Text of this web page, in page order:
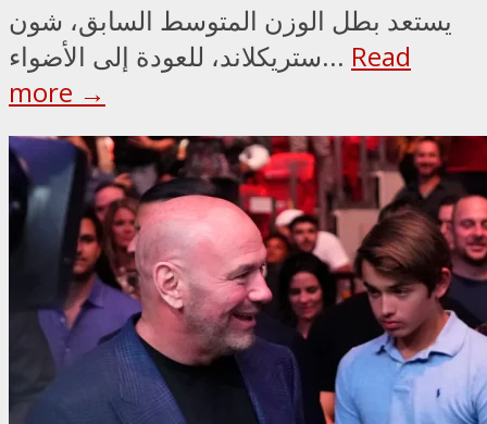
يستعد بطل الوزن المتوسط السابق، شون
ستريكلاند، للعودة إلى الأضواء... Read
more →